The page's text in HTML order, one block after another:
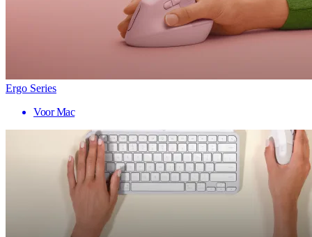
Ergo Series
Voor Mac